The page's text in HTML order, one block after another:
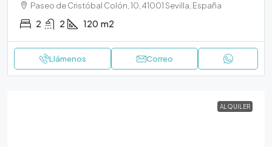
Paseo de Cristóbal Colón, 10, 41001 Sevilla, España
2 2 120 m2
Llámenos Correo
ALQUILER